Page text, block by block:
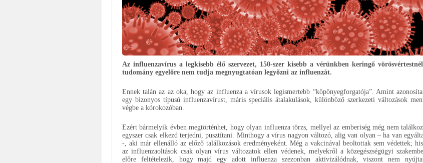
Az influenzavírus a legkisebb élő szervezet, 150-szer kisebb a vérünkben keringő
tudomány egyelőre nem tudja megnyugtatóan legyőzni az influenzát.
Ennek talán az az oka, hogy az influenza a vírusok legismertebb “köpönyegforgatója”. Amint
egy bizonyos típusú influenzavírust, máris speciális átalakulások, különböző szerkezeti változások
végbe a kórokozóban.
Ezért bármelyik évben megtörténhet, hogy olyan influenza törzs, mellyel az emberiség még nem
egyszer csak elkezd terjedni, pusztítani. Minthogy a vírus nagyon változó, alig van olyan – ha van
-, aki már ellenálló az előző találkozások eredményeként. Még a vakcinával beoltottak sem védettek;
az influenzaoltások csak olyan vírus változatok ellen védenek, melyekről a közegészségügyi
előre feltételezik, hogy majd egy adott influenza szezonban aktivizálódnak, viszont nem